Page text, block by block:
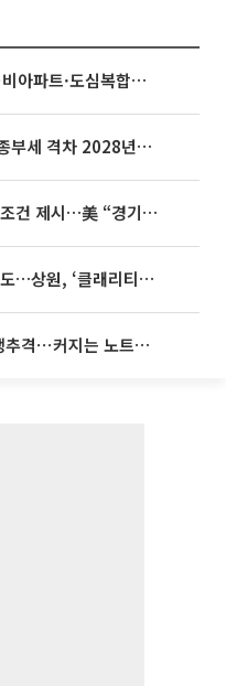
영끌 '주택공급' 대책 임박⋯비아파트·도심복합까지 총동원
종부세 개편에도…1·3주택 종부세 격차 2028년부터 확대
이란, 미국에 호르무즈 합의 조건 제시…美 “경기 아직 안 끝나” [종합]
미국, 가상자산 포괄 규제 속도…상원, ‘클래리티법’ 9월 절차투표 추진
맥북 품은 삼성에 ‘중국산’ 맹추격⋯커지는 노트북 OLED 시장